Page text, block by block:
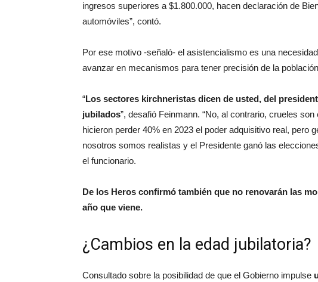
ingresos superiores a $1.800.000, hacen declaración de
automóviles”, contó.
Por ese motivo -señaló- el asistencialismo es una
avanzar en mecanismos para tener precisión de la
“Los sectores kirchneristas dicen de usted, del
jubilados”, desafió Feinmann. “No, al contrario, crueles
hicieron perder 40% en 2023 el poder adquisitivo real, pero
nosotros somos realistas y el Presidente ganó las
el funcionario.
De los Heros confirmó también que no renovarán las
año que viene.
¿Cambios en la edad jubilatoria?
Consultado sobre la posibilidad de que el Gobierno impulse